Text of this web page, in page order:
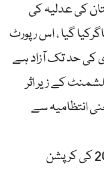
کی عدلیہ کی
گیا ، اس رپورٹ
کی حد تک آزاد ہے
کے زیر اثر
انتظامیہ سے
پاکستان ٹرانسپرنسی انٹرنیشنل 2020 کی کرپشن